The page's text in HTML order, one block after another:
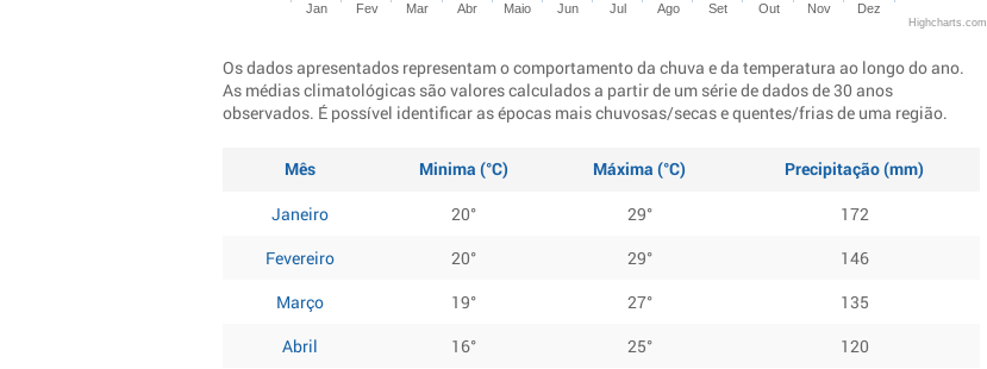
Jan Fev Mar Abr Maio Jun Jul Ago Set Out Nov Dez
Highcharts.com
Os dados apresentados representam o comportamento da chuva e da temperatura ao longo do ano.
As médias climatológicas são valores calculados a partir de um série de dados de 30 anos
observados. É possível identificar as épocas mais chuvosas/secas e quentes/frias de uma região.
Mês Minima (°C) Máxima (°C)
Precipitação (mm)
Janeiro
20° 29°
172
Fevereiro
20° 29°
146
Março
19° 27°
135
Abril
16° 25°
120